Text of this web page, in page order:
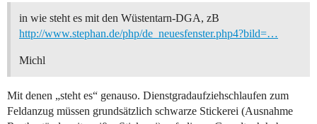
in wie steht es mit den Wüstentarn-DGA, zB
http://www.stephan.de/php/de_neuesfenster.php4?bild=…
Michl
Mit denen „steht es“ genauso. Dienstgradaufziehschlaufen zum
Feldanzug müssen grundsätzlich schwarze Stickerei (Ausnahme